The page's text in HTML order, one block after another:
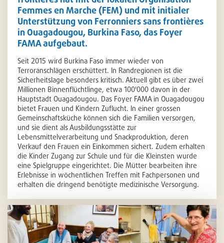
Femmes en Marche (FEM) und mit initialer
Unterstützung von Ferronniers sans frontières
in Ouagadougou, Burkina Faso, das Foyer
FAMA aufgebaut.
Seit 2015 wird Burkina Faso immer wieder von
Terroranschlägen erschüttert. In Randregionen ist die
Sicherheitslage besonders kritisch. Aktuell gibt es über zwei
Millionen Binnenflüchtlinge, etwa 100'000 davon in der
Hauptstadt Ouagadougou. Das Foyer FAMA in Ouagadougou
bietet Frauen und Kindern Zuflucht. In einer grossen
Gemeinschaftsküche können sich die Familien versorgen,
und sie dient als Ausbildungsstätte zur
Lebensmittelverarbeitung und Snackproduktion, deren
Verkauf den Frauen ein Einkommen sichert. Zudem erhalten
die Kinder Zugang zur Schule und für die Kleinsten wurde
eine Spielgruppe eingerichtet. Die Mütter bearbeiten ihre
Erlebnisse in wöchentlichen Treffen mit Fachpersonen und
erhalten die dringend benötigte medizinische Versorgung.